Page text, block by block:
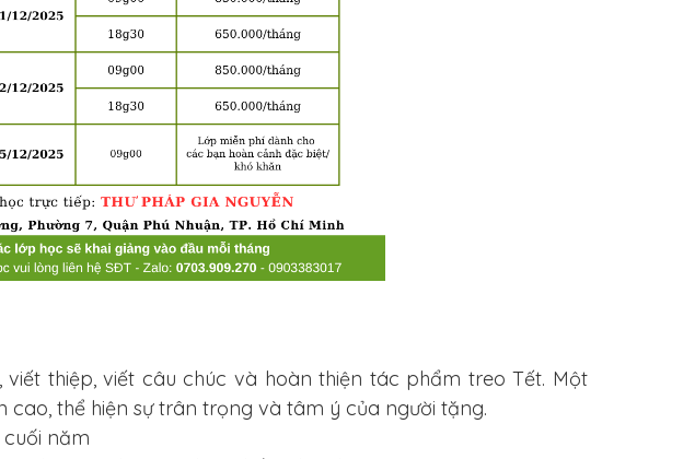
thiệp, viết câu chúc và hoàn thiện tác phẩm treo Tết. Một
thể hiện sự trân trọng và tâm ý của người tặng.
năm